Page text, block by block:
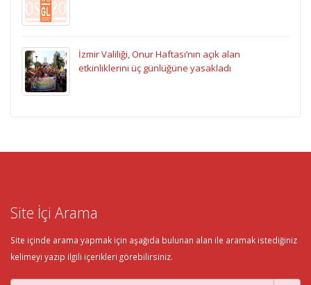
İzmir Valiliği, Onur Haftası’nın açık alan
etkinliklerini üç günlüğüne yasakladı
Site İçi Arama
Site içinde arama yapmak için aşağıda bulunan alan ile aramak istediğiniz
kelimeyi yazıp ilgili içerikleri görebilirsiniz.